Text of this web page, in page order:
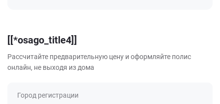
[[*osago_title4]]
Рассчитайте предварительную цену и оформляйте полис
онлайн, не выходя из дома
Город регистрации